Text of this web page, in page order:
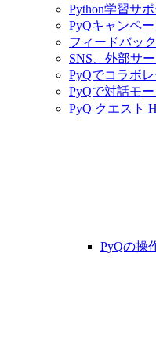
Python学習サ
PyQキャンペ
フィードバッ
SNS、外部サ
PyQでコラボ
PyQで対話モ
PyQ クエスト
PyQの操